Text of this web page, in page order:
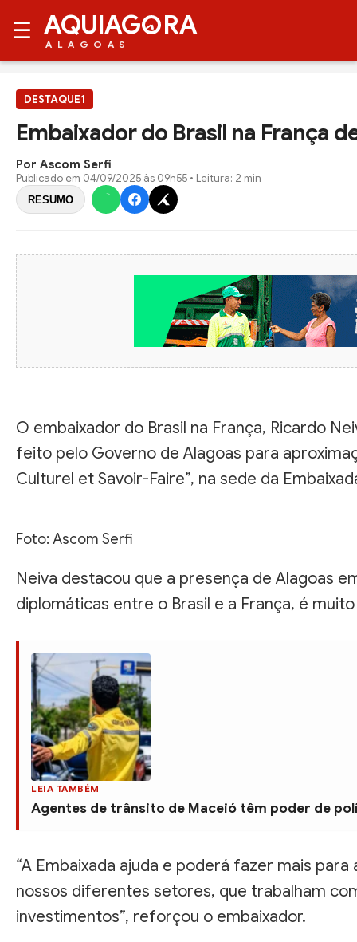
☰ AQUIAG RA
ALAGOAS
DESTAQUE1
Embaixador do Brasil na França
Por Ascom Serfi
Publicado em 04/09/2025 às 09h55 • Leitura: 2 min
RESUMO
O embaixador do Brasil na França, Ricardo
feito pelo Governo de Alagoas para
Culturel et Savoir-Faire”, na sede da
Foto: Ascom Serfi
Neiva destacou que a presença de Alagoas
diplomáticas entre o Brasil e a França, é
LEIA TAMBÉM
Agentes de trânsito de Maceió têm poder de
“A Embaixada ajuda e poderá fazer mais
nossos diferentes setores, que trabalham
investimentos”, reforçou o embaixador.